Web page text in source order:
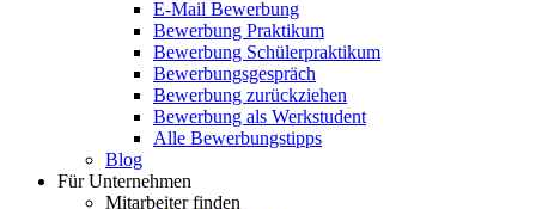
E-Mail Bewerbung
Bewerbung Praktikum
Bewerbung Schülerpraktikum
Bewerbungsgespräch
Bewerbung zurückziehen
Bewerbung als Werkstudent
Alle Bewerbungstipps
Blog
Für Unternehmen
Mitarbeiter finden